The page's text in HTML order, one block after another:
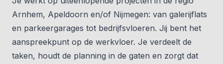
Arnhem, Apeldoorn en/of Nijmegen: van galerijflats
en parkeergarages tot bedrijfsvloeren. Jij bent het
aanspreekpunt op de werkvloer. Je verdeelt de
taken, houdt de planning in de gaten en zorgt dat